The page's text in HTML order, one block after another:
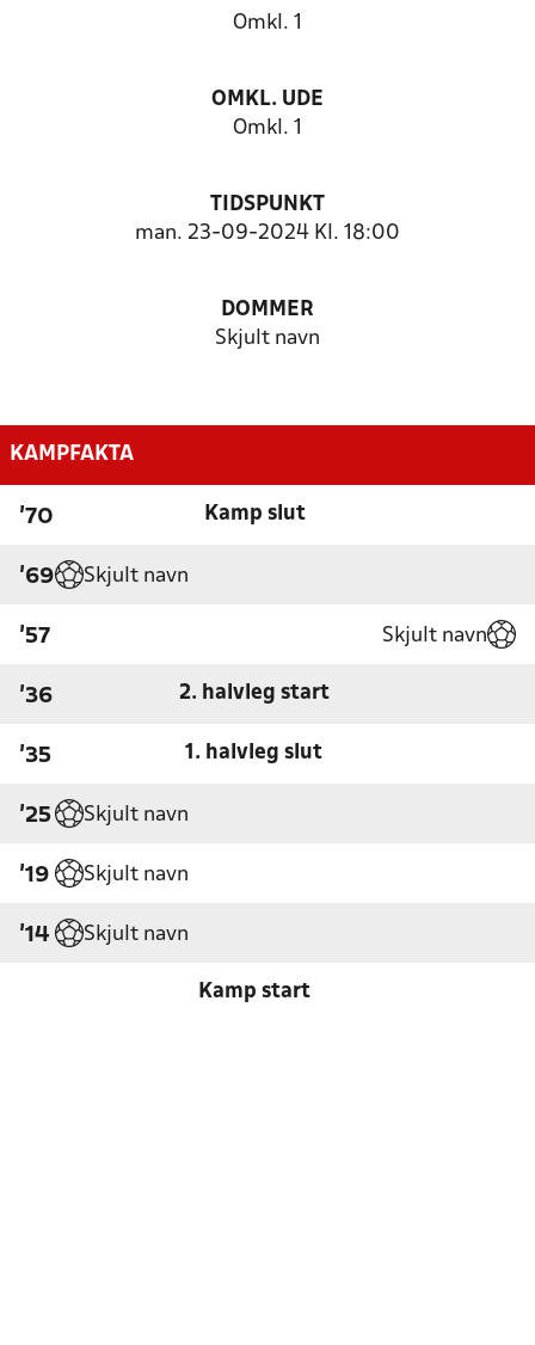
Omkl. 1
OMKL. UDE
Omkl. 1
TIDSPUNKT
man. 23-09-2024 Kl. 18:00
DOMMER
Skjult navn
KAMPFAKTA
'70 Kamp slut
'69 Skjult navn
'57 Skjult navn
'36 2. halvleg start
'35 1. halvleg slut
'25 Skjult navn
'19 Skjult navn
'14 Skjult navn
Kamp start